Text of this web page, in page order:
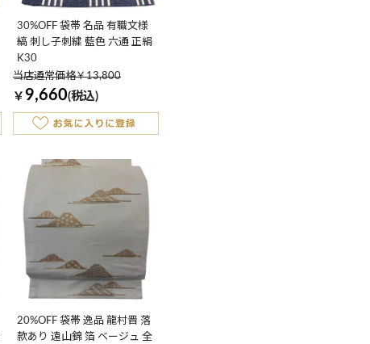
30%OFF 袋帯 名品 有職文様
縞 刺し子刺繍 藍色 六通 正絹
K30
当店通常価格￥13,800
￥ 9,660(税込)
20%OFF 袋帯 逸品 龍村晋 落
款あり 遠山錦 箔 ベージュ 全